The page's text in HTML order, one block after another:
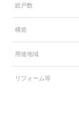
総戸数
構造
用途地域
リフォーム等